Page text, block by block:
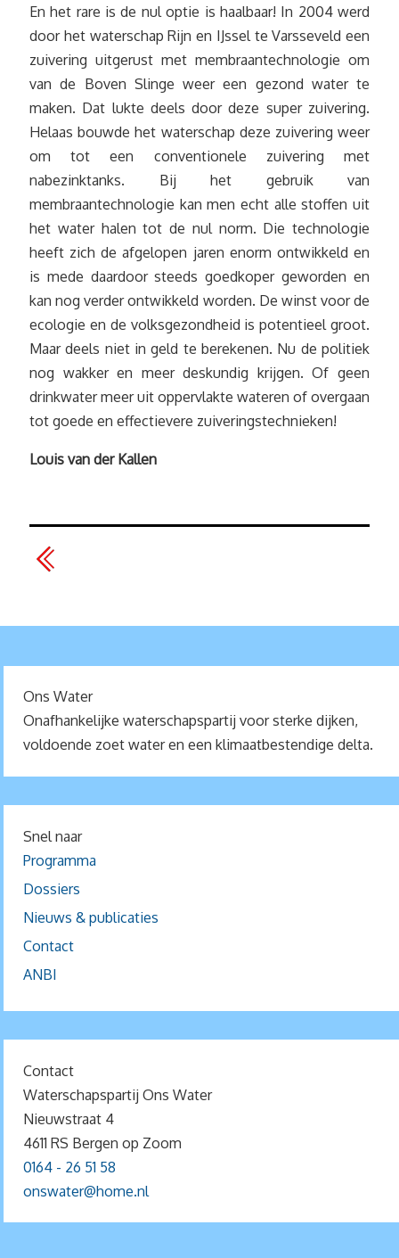
En het rare is de nul optie is haalbaar! In 2004 werd
door het waterschap Rijn en IJssel te Varsseveld een
zuivering uitgerust met membraantechnologie om
van de Boven Slinge weer een gezond water te
maken. Dat lukte deels door deze super zuivering.
Helaas bouwde het waterschap deze zuivering weer
om tot een conventionele zuivering met
nabezinktanks. Bij het gebruik van
membraantechnologie kan men echt alle stoffen uit
het water halen tot de nul norm. Die technologie
heeft zich de afgelopen jaren enorm ontwikkeld en
is mede daardoor steeds goedkoper geworden en
kan nog verder ontwikkeld worden. De winst voor de
ecologie en de volksgezondheid is potentieel groot.
Maar deels niet in geld te berekenen. Nu de politiek
nog wakker en meer deskundig krijgen. Of geen
drinkwater meer uit oppervlakte wateren of overgaan
tot goede en effectievere zuiveringstechnieken!
Louis van der Kallen
Ons Water
Onafhankelijke waterschapspartij voor sterke dijken,
voldoende zoet water en een klimaatbestendige delta.
Snel naar
Programma
Dossiers
Nieuws & publicaties
Contact
ANBI
Contact
Waterschapspartij Ons Water
Nieuwstraat 4
4611 RS Bergen op Zoom
0164 - 26 51 58
onswater@home.nl